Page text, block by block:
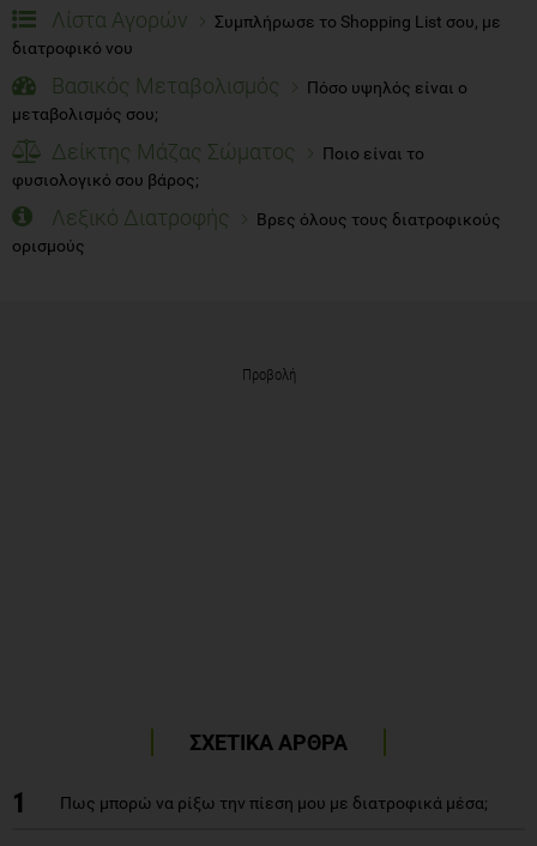
Λίστα Αγορών
Συμπλήρωσε το Shopping List σου, με
διατροφικό νου
Βασικός Μεταβολισμός
Πόσο υψηλός είναι ο
μεταβολισμός σου;
Δείκτης Μάζας Σώματος
Ποιο είναι το
φυσιολογικό σου βάρος;
Λεξικό Διατροφής
Βρες όλους τους διατροφικούς
ορισμούς
Προβολή
ΣΧΕΤΙΚΑ ΑΡΘΡΑ
1 Πως μπορώ να ρίξω την πίεση μου με διατροφικά μέσα;